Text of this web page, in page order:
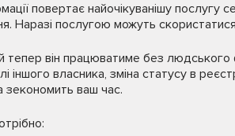
повертає найочікуванішу послугу
Наразі послугою можуть
тепер він працюватиме без
іншого власника, зміна статусу в
зекономить ваш час.